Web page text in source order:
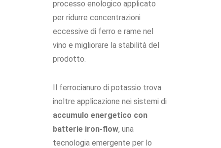
processo enologico applicato
per ridurre concentrazioni
eccessive di ferro e rame nel
vino e migliorare la stabilità del
prodotto.
Il ferrocianuro di potassio trova
inoltre applicazione nei sistemi di
accumulo energetico con
batterie iron-flow, una
tecnologia emergente per lo